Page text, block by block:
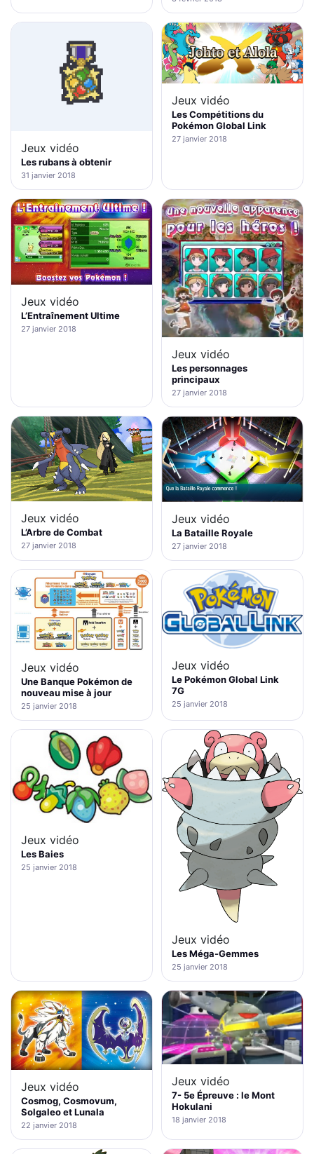
Jeux vidéo
Les rubans à obtenir
31 janvier 2018
Jeux vidéo
Les Compétitions du
Pokémon Global Link
27 janvier 2018
Jeux vidéo
L’Entraînement Ultime
27 janvier 2018
Jeux vidéo
Les personnages
principaux
27 janvier 2018
Jeux vidéo
L’Arbre de Combat
27 janvier 2018
Jeux vidéo
La Bataille Royale
27 janvier 2018
Jeux vidéo
Une Banque Pokémon de
nouveau mise à jour
25 janvier 2018
Jeux vidéo
Le Pokémon Global Link
7G
25 janvier 2018
Jeux vidéo
Les Baies
25 janvier 2018
Jeux vidéo
Les Méga-Gemmes
25 janvier 2018
Jeux vidéo
Cosmog, Cosmovum,
Solgaleo et Lunala
22 janvier 2018
Jeux vidéo
7- 5e Épreuve : le Mont
Hokulani
18 janvier 2018